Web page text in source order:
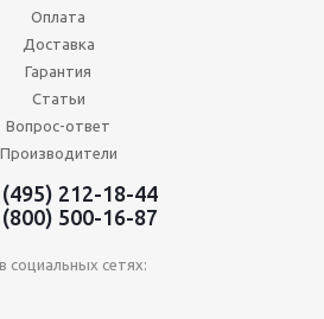
Оплата
Доставка
Гарантия
Статьи
Вопрос-ответ
Производители
(495) 212-18-44
(800) 500-16-87
социальных сетях: